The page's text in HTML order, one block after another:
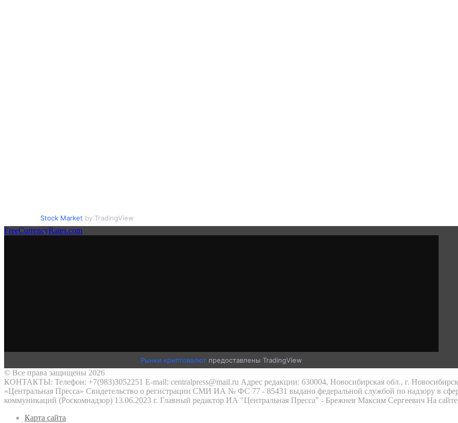
Stock Market by TradingView
FreeCurrencyRates.com
Рынки криптовалют предоставлены TradingView
© Все права защищены 2026
КОНТАКТЫ: Телефон: +7(983)3052251 E-mail: centralpress@mail.ru Адрес редакции: 630004, Новосибирская обл., г.
«Центральная Пресса» Свидетельство о регистрации СМИ ИА № ФС 77 - 85431 выдано федеральной службой по надзору в
коммуникаций (Роскомнадзор) 13.06.2023 г. Главный редактор ИА "Центральная Пресса" - Брежнев Максим Сергеевич На
Карта сайта